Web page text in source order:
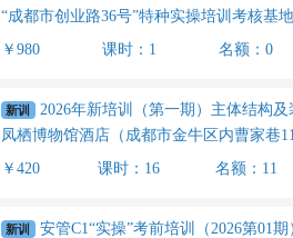
“成都市创业路36号”特种实操培训考核基地
￥980
课时：1 名额：0
新训
2026年新培训（第一期）主体结构及
凤栖博物馆酒店（成都市金牛区内曹家巷
￥420
课时：16 名额：11
新训
安管C1“实操”考前培训（2026第01期